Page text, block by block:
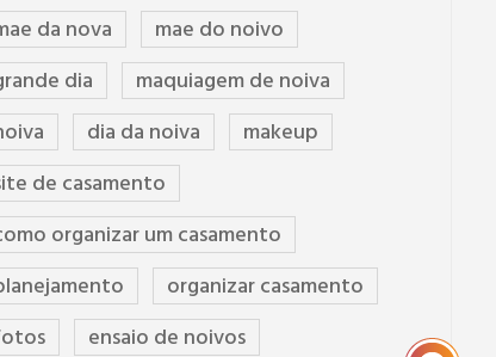
da nova
mae do noivo
dia
maquiagem de noiva
dia da noiva
makeup
de casamento
organizar um casamento
organizar casamento
ensaio de noivos